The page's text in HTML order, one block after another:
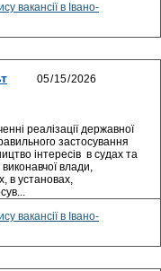
вакансії в Івано-
реалізації державної
застосування
інтересів в судах та
влади,
в установах,
вакансії в Івано-